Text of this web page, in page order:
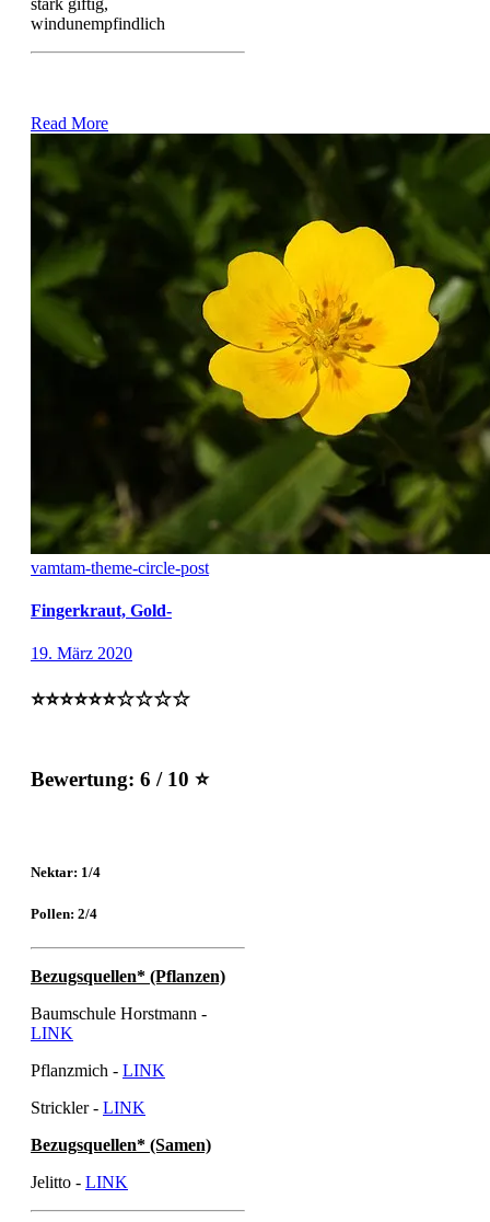
windunempfindlich
Read More
vamtam-theme-circle-post
Fingerkraut, Gold-
19. März 2020
⭐️⭐️⭐️⭐️⭐️⭐️☆☆☆☆
Bewertung: 6 / 10 ⭐
Nektar: 1/4
Pollen: 2/4
Bezugsquellen* (Pflanzen)
Baumschule Horstmann -
LINK
Pflanzmich - LINK
Strickler - LINK
Bezugsquellen* (Samen)
Jelitto - LINK